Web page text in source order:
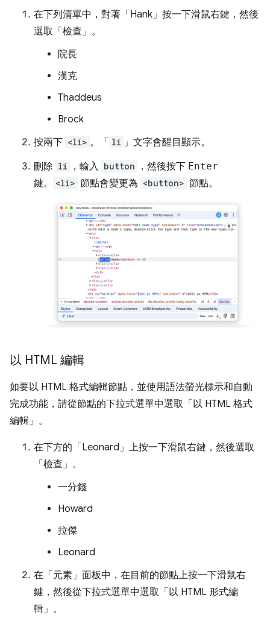
在下列清單中，對著「Hank」 按一下滑鼠右鍵，然後
選取「檢查」 。
院長
漢克
Thaddeus
Brock
按兩下 <li> 。「 li 」文字會醒目顯示。
刪除 li ，輸入 button ，然後按下 Enter
鍵。 <li> 節點會變更為 <button> 節點。
以 HTML 編輯
如要以 HTML 格式編輯節點，並使用語法螢光標示和自動
完成功能，請從節點的下拉式選單中選取「以 HTML 格式
編輯」 。
在下方的「Leonard」 上按一下滑鼠右鍵，然後選取
「檢查」 。
一分錢
Howard
拉傑
Leonard
在「元素」 面板中，在目前的節點上按一下滑鼠右
鍵，然後從下拉式選單中選取「以 HTML 形式編
輯」 。